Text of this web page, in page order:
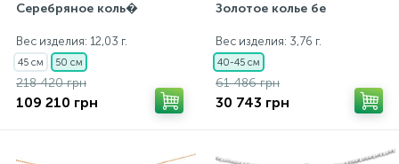
Серебряное коль�
Вес изделия: 12,03 г.
45 см 50 см
218 420 грн
109 210 грн
Золотое колье бе
Вес изделия: 3,76 г.
40-45 см
61 486 грн
30 743 грн